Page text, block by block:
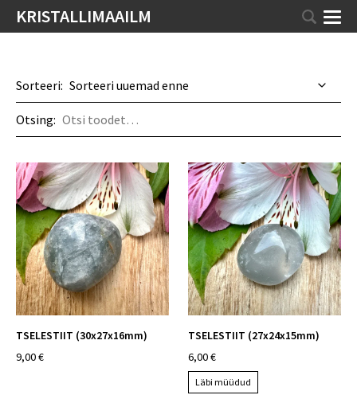
KRISTALLIMAAILM
Sorteeri:
Otsing:
TSELESTIIT (30x27x16mm)
9,00 €
TSELESTIIT (27x24x15mm)
6,00 €
Läbi müüdud